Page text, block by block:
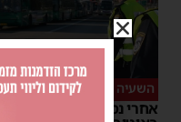
השעיה מיידית
אחרי נסיעת האימים